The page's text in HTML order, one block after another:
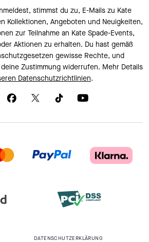
stimmst du zu, E-Mails zu Kate
Kollektionen, Angeboten und Neuigkeiten,
zur Teilnahme an Kate Spade-Events,
Aktionen zu erhalten. Du hast gemäß
gewisse Rechte, und
Zustimmung widerrufen. Mehr Details
Datenschutzrichtlinien.
DATENSCHUTZERKLÄRUNG